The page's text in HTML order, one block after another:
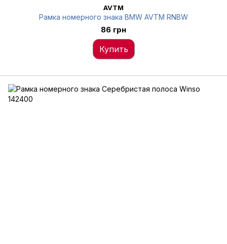
AVTM
Рамка номерного знака BMW AVTM RNBW
86 грн
Купить